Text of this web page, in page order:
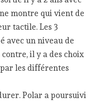
montre qui vient de
tactile. Les 3
avec un niveau de
il y a des choix
les différentes
Polar a poursuivi